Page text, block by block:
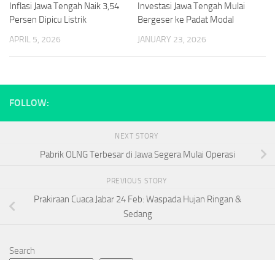
Inflasi Jawa Tengah Naik 3,54
Persen Dipicu Listrik
APRIL 5, 2026
Investasi Jawa Tengah Mulai
Bergeser ke Padat Modal
JANUARY 23, 2026
FOLLOW:
NEXT STORY
Pabrik OLNG Terbesar di Jawa Segera Mulai Operasi
PREVIOUS STORY
Prakiraan Cuaca Jabar 24 Feb: Waspada Hujan Ringan &
Sedang
Search